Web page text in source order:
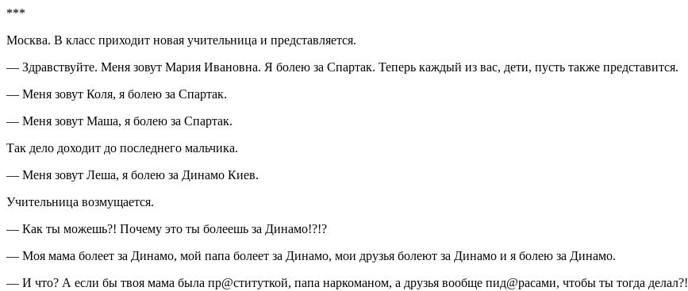
***
Москва. В класс приходит новая учительница и представляется.
— Здравствуйте. Меня зовут Мария Ивановна. Я болею за Спартак. Теперь каждый из вас, дети, пусть также представится.
— Меня зовут Коля, я болею за Спартак.
— Меня зовут Маша, я болею за Спартак.
Так дело доходит до последнего мальчика.
— Меня зовут Леша, я болею за Динамо Киев.
Учительница возмущается.
— Как ты можешь?! Почему это ты болеешь за Динамо!?!?
— Моя мама болеет за Динамо, мой папа болеет за Динамо, мои друзья болеют за Динамо и я болею за Динамо.
— И что? А если бы твоя мама была пр@ституткой, папа наркоманом, а друзья вообще пид@расами, чтобы ты тогда делал?!